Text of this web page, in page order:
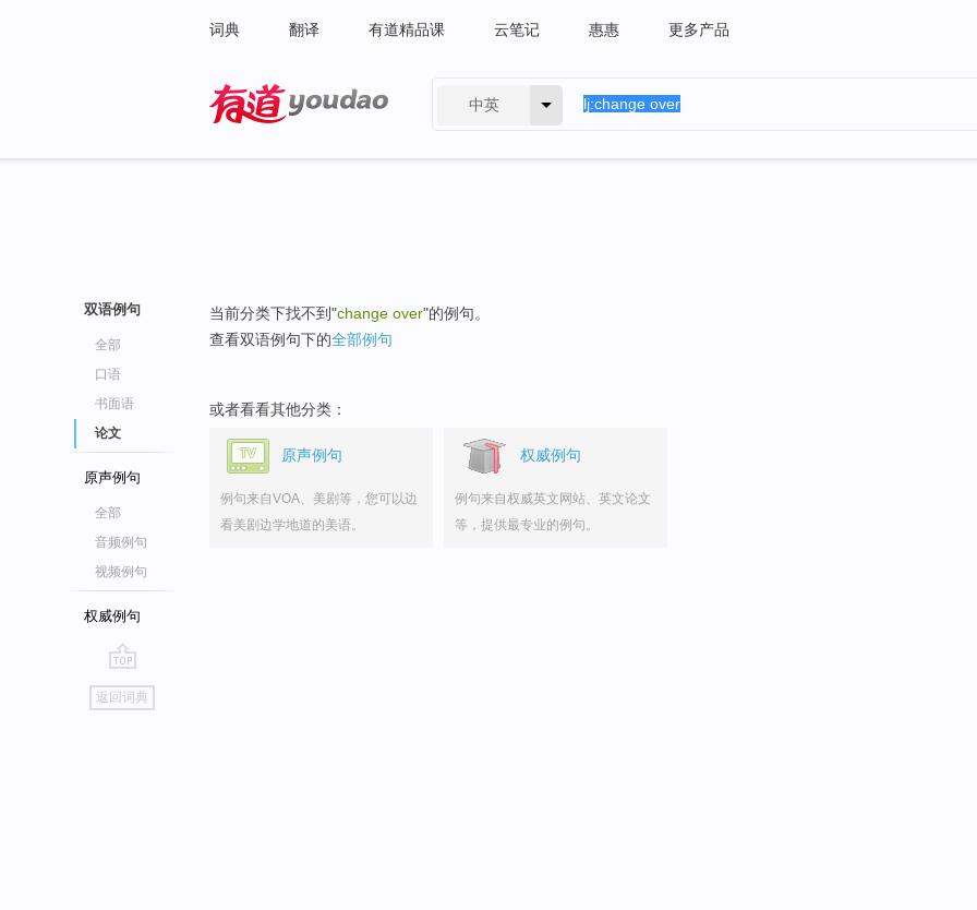
词典 翻译 有道精品课 云笔记 惠惠 更多产品
中英
双语例句
全部
口语
书面语
论文
原声例句
全部
音频例句
视频例句
权威例句
go
top
返回词典
当前分类下找不到"change over"的例句。
查看双语例句下的全部例句
或者看看其他分类：
原声例句
例句来自VOA、美剧等，您可以边
看美剧边学地道的美语。
权威例句
例句来自权威英文网站、英文论文
等，提供最专业的例句。